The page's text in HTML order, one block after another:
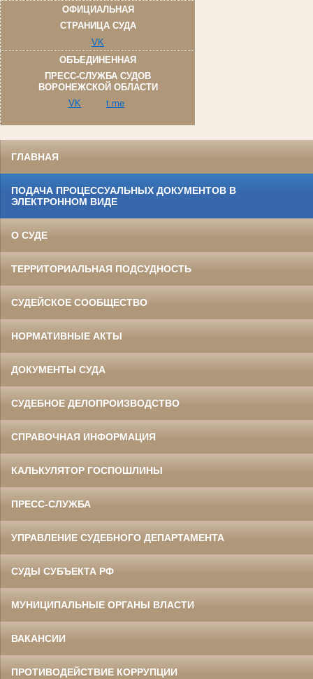
ОФИЦИАЛЬНАЯ
СТРАНИЦА СУДА
VK
ОБЪЕДИНЕННАЯ
ПРЕСС-СЛУЖБА СУДОВ
ВОРОНЕЖСКОЙ ОБЛАСТИ
VK
t.me
ГЛАВНАЯ
ПОДАЧА ПРОЦЕССУАЛЬНЫХ ДОКУМЕНТОВ В
ЭЛЕКТРОННОМ ВИДЕ
О СУДЕ
ТЕРРИТОРИАЛЬНАЯ ПОДСУДНОСТЬ
СУДЕЙСКОЕ СООБЩЕСТВО
НОРМАТИВНЫЕ АКТЫ
ДОКУМЕНТЫ СУДА
СУДЕБНОЕ ДЕЛОПРОИЗВОДСТВО
СПРАВОЧНАЯ ИНФОРМАЦИЯ
КАЛЬКУЛЯТОР ГОСПОШЛИНЫ
ПРЕСС-СЛУЖБА
УПРАВЛЕНИЕ СУДЕБНОГО ДЕПАРТАМЕНТА
СУДЫ СУБЪЕКТА РФ
МУНИЦИПАЛЬНЫЕ ОРГАНЫ ВЛАСТИ
ВАКАНСИИ
ПРОТИВОДЕЙСТВИЕ КОРРУПЦИИ